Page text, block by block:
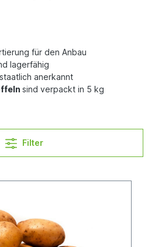
für den Anbau
lagerfähig
anerkannt
sind verpackt in 5 kg
Filter